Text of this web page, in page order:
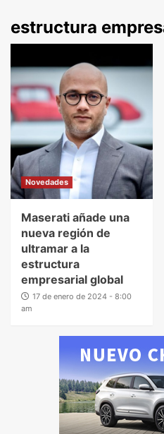
estructura
Novedades
Maserati añade una
nueva región de
ultramar a la
estructura
empresarial global
17 de enero de 2024 - 8:00
am